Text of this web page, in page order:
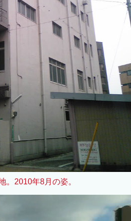
。2010年8月の姿。